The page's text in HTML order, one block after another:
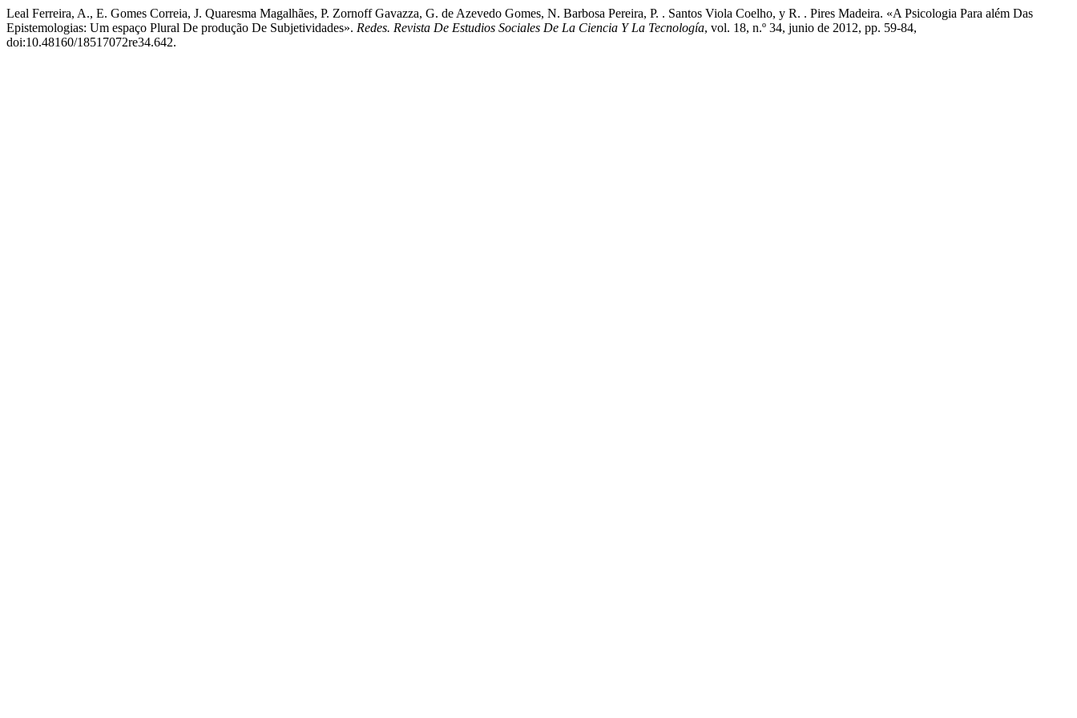
Leal Ferreira, A., E. Gomes Correia, J. Quaresma Magalhães, P. Zornoff Gavazza, G. de Azevedo Gomes, N. Barbosa Pereira, P. . Santos Viola Coelho, y R. . Pires Madeira. «A Psicologia Para além Das
Epistemologias: Um espaço Plural De produção De Subjetividades». Redes. Revista De Estudios Sociales De La Ciencia Y La Tecnología, vol. 18, n.º 34, junio de 2012, pp. 59-84,
doi:10.48160/18517072re34.642.